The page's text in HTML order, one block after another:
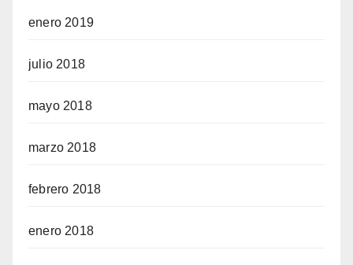
enero 2019
julio 2018
mayo 2018
marzo 2018
febrero 2018
enero 2018